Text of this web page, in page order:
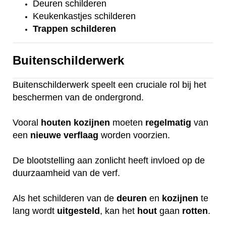
Deuren schilderen
Keukenkastjes schilderen
Trappen schilderen
Buitenschilderwerk
Buitenschilderwerk speelt een cruciale rol bij het
beschermen van de ondergrond.
Vooral houten kozijnen moeten regelmatig van
een nieuwe verflaag worden voorzien.
De blootstelling aan zonlicht heeft invloed op de
duurzaamheid van de verf.
Als het schilderen van de deuren en kozijnen te
lang wordt uitgesteld, kan het hout gaan rotten.